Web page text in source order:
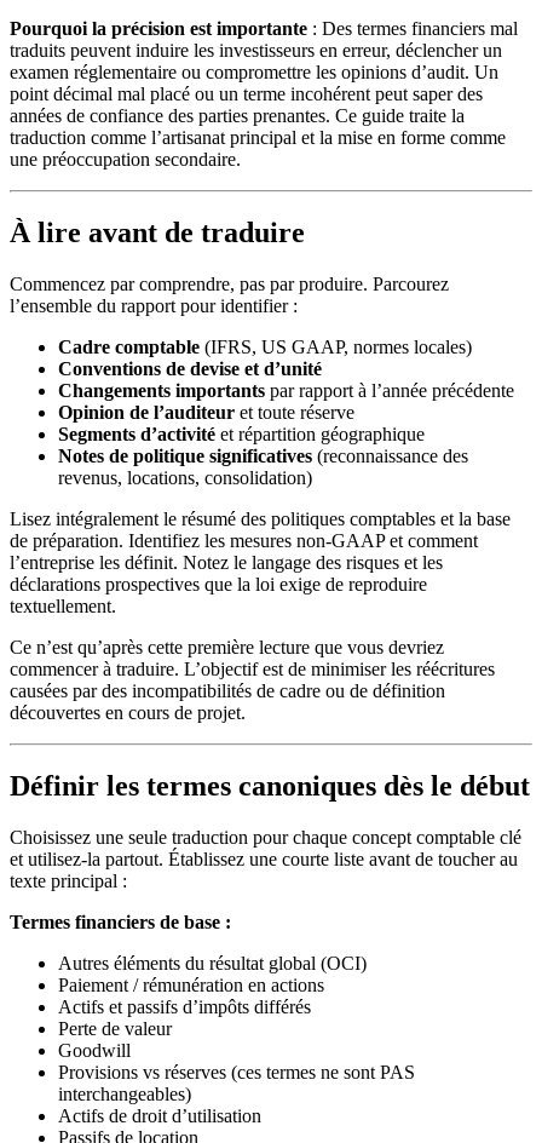
Pourquoi la précision est importante : Des termes financiers mal
traduits peuvent induire les investisseurs en erreur, déclencher un
examen réglementaire ou compromettre les opinions d’audit. Un
point décimal mal placé ou un terme incohérent peut saper des
années de confiance des parties prenantes. Ce guide traite la
traduction comme l’artisanat principal et la mise en forme comme
une préoccupation secondaire.
À lire avant de traduire
Commencez par comprendre, pas par produire. Parcourez
l’ensemble du rapport pour identifier :
Cadre comptable (IFRS, US GAAP, normes locales)
Conventions de devise et d’unité
Changements importants par rapport à l’année précédente
Opinion de l’auditeur et toute réserve
Segments d’activité et répartition géographique
Notes de politique significatives (reconnaissance des
revenus, locations, consolidation)
Lisez intégralement le résumé des politiques comptables et la base
de préparation. Identifiez les mesures non-GAAP et comment
l’entreprise les définit. Notez le langage des risques et les
déclarations prospectives que la loi exige de reproduire
textuellement.
Ce n’est qu’après cette première lecture que vous devriez
commencer à traduire. L’objectif est de minimiser les réécritures
causées par des incompatibilités de cadre ou de définition
découvertes en cours de projet.
Définir les termes canoniques dès le début
Choisissez une seule traduction pour chaque concept comptable clé
et utilisez-la partout. Établissez une courte liste avant de toucher au
texte principal :
Termes financiers de base :
Autres éléments du résultat global (OCI)
Paiement / rémunération en actions
Actifs et passifs d’impôts différés
Perte de valeur
Goodwill
Provisions vs réserves (ces termes ne sont PAS
interchangeables)
Actifs de droit d’utilisation
Passifs de location